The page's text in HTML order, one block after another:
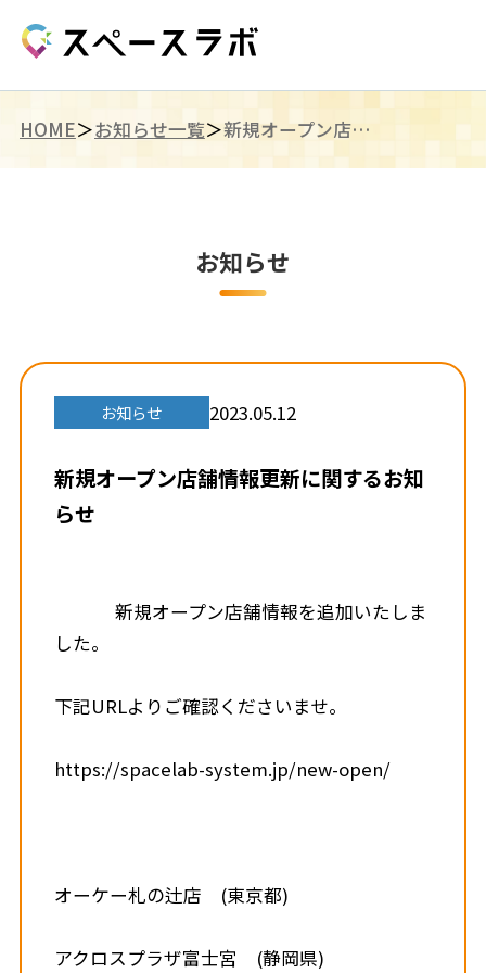
HOME お知らせ一覧 新規オープン店舗情報更新に関するお知らせ
お知らせ
お知らせ 2023.05.12
新規オープン店舗情報更新に関するお知
らせ
した。
下記URLよりご確認くださいませ。
https://spacelab-system.jp/new-open/
オーケー札の辻店　(東京都)
アクロスプラザ富士宮　(静岡県)